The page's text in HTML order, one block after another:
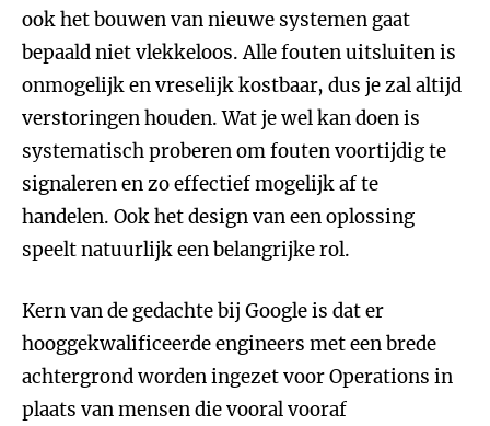
ook het bouwen van nieuwe systemen gaat
bepaald niet vlekkeloos. Alle fouten uitsluiten is
onmogelijk en vreselijk kostbaar, dus je zal altijd
verstoringen houden. Wat je wel kan doen is
systematisch proberen om fouten voortijdig te
signaleren en zo effectief mogelijk af te
handelen. Ook het design van een oplossing
speelt natuurlijk een belangrijke rol.
Kern van de gedachte bij Google is dat er
hooggekwalificeerde engineers met een brede
achtergrond worden ingezet voor Operations in
plaats van mensen die vooral vooraf